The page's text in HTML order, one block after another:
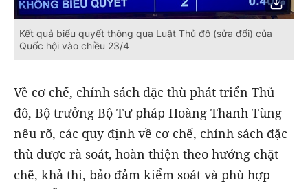
Kết quả biểu quyết thông qua Luật Thủ đô (sửa đổi) của
Quốc hội vào chiều 23/4
Về cơ chế, chính sách đặc thù phát triển Thủ
đô, Bộ trưởng Bộ Tư pháp Hoàng Thanh Tùng
nêu rõ, các quy định về cơ chế, chính sách đặc
thù được rà soát, hoàn thiện theo hướng chặt
chẽ, khả thi, bảo đảm kiểm soát và phù hợp